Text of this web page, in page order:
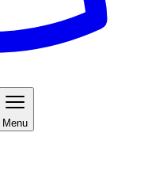
Menu